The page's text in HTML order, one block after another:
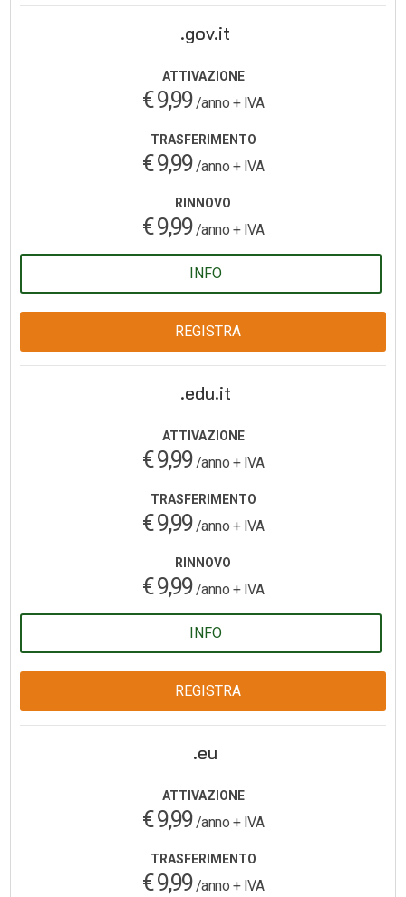
.gov.it
ATTIVAZIONE
€ 9,99/anno + IVA
TRASFERIMENTO
€ 9,99 /anno + IVA
RINNOVO
€ 9,99/anno + IVA
INFO
REGISTRA
.edu.it
ATTIVAZIONE
€ 9,99/anno + IVA
TRASFERIMENTO
€ 9,99 /anno + IVA
RINNOVO
€ 9,99/anno + IVA
INFO
REGISTRA
.eu
ATTIVAZIONE
€ 9,99/anno + IVA
TRASFERIMENTO
€ 9,99 /anno + IVA